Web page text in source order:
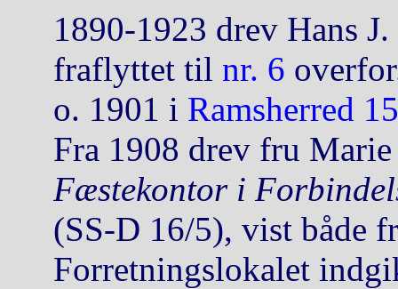
1890-1923 drev Hans
fraflyttet til nr. 6
o. 1901 i Ramsherred 15
Fra 1908 drev fru
Fæstekontor i
(SS-D 16/5), vist både
Forretningslokalet